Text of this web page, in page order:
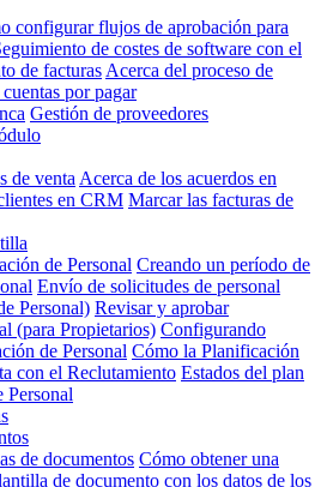
configurar flujos de aprobación para
de costes de software con el
de facturas Acerca del proceso de
cuentas por pagar
Gestión de proveedores
de venta Acerca de los acuerdos en
en CRM Marcar las facturas de
de Personal Creando un período de
Envío de solicitudes de personal
Personal) Revisar y aprobar
(para Propietarios) Configurando
de Personal Cómo la Planificación
con el Reclutamiento Estados del plan
Personal
de documentos Cómo obtener una
de documento con los datos de los